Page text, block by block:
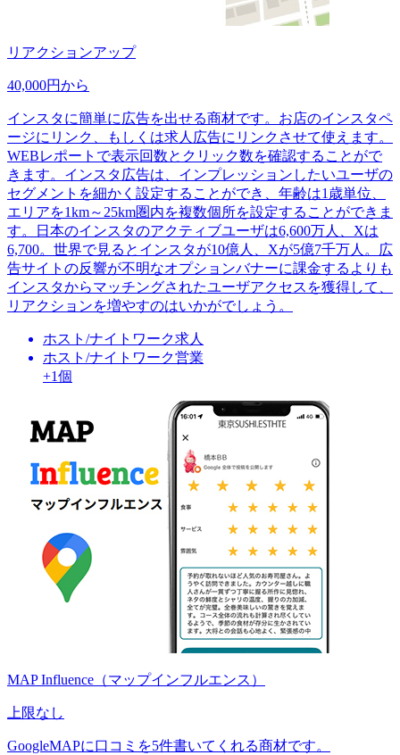
リアクションアップ
40,000円から
インスタに簡単に広告を出せる商材です。お店のインスタペ
ージにリンク、もしくは求人広告にリンクさせて使えます。
WEBレポートで表示回数とクリック数を確認することがで
きます。インスタ広告は、インプレッションしたいユーザの
セグメントを細かく設定することができ、年齢は1歳単位、
エリアを1km～25km圏内を複数個所を設定することができま
す。日本のインスタのアクティブユーザは6,600万人、Xは
6,700。世界で見るとインスタが10億人、Xが5億7千万人。広
告サイトの反響が不明なオプションバナーに課金するよりも
インスタからマッチングされたユーザアクセスを獲得して、
リアクションを増やすのはいかがでしょう。
ホスト/ナイトワーク求人
ホスト/ナイトワーク営業
+1個
MAP Influence（マップインフルエンス）
上限なし
GoogleMAPに口コミを5件書いてくれる商材です。